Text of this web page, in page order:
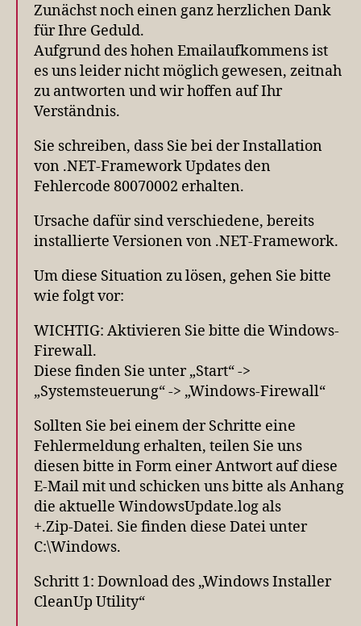
Zunächst noch einen ganz herzlichen Dank
für Ihre Geduld.
Aufgrund des hohen Emailaufkommens ist
es uns leider nicht möglich gewesen, zeitnah
zu antworten und wir hoffen auf Ihr
Verständnis.
Sie schreiben, dass Sie bei der Installation
von .NET-Framework Updates den
Fehlercode 80070002 erhalten.
Ursache dafür sind verschiedene, bereits
installierte Versionen von .NET-Framework.
Um diese Situation zu lösen, gehen Sie bitte
wie folgt vor:
WICHTIG: Aktivieren Sie bitte die Windows-
Firewall.
Diese finden Sie unter „Start“ ->
„Systemsteuerung“ -> „Windows-Firewall“
Sollten Sie bei einem der Schritte eine
Fehlermeldung erhalten, teilen Sie uns
diesen bitte in Form einer Antwort auf diese
E-Mail mit und schicken uns bitte als Anhang
die aktuelle WindowsUpdate.log als
+.Zip-Datei. Sie finden diese Datei unter
C:\Windows.
Schritt 1: Download des „Windows Installer
CleanUp Utility“